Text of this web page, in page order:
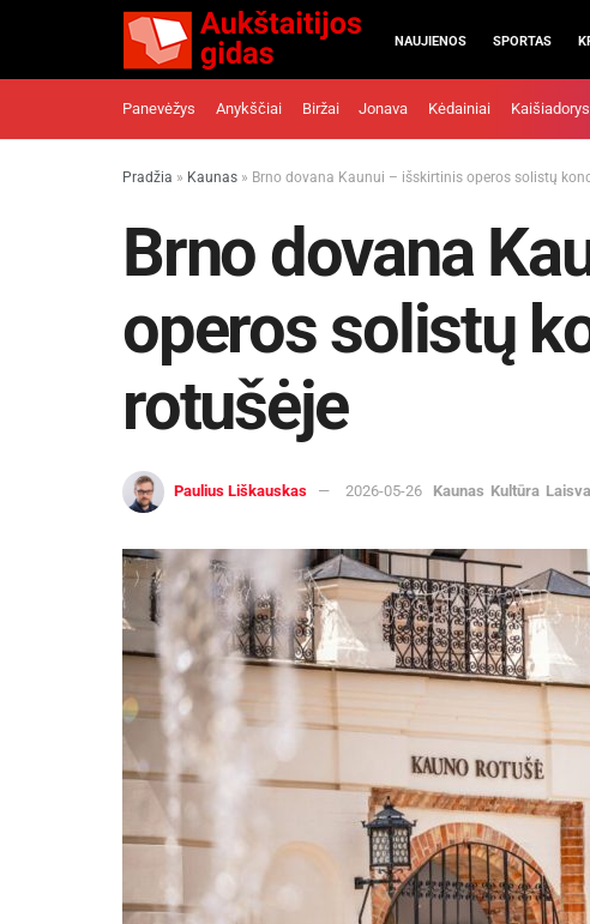
NAUJIENOS SPORTAS
Panevėžys Anykščiai Biržai Jonava Kėdainiai Kaišiadorys
Pradžia » Kaunas » Brno dovana Kaunui – išskirtinis operos solistų
Brno dovana
operos solistų
rotušėje
Paulius Liškauskas 2026-05-26 Kaunas Kultūra